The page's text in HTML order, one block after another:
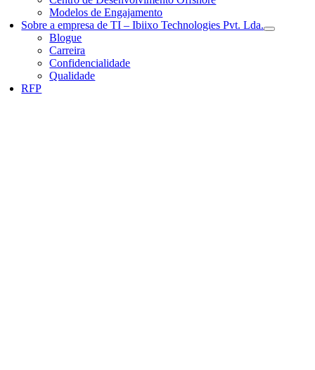
Modelos de Engajamento
Sobre a empresa de TI – Ibiixo Technologies Pvt. Lda.
Blogue
Carreira
Confidencialidade
Qualidade
RFP